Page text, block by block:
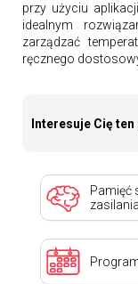
przy użyciu
idealnym
zarządzać
ręcznego
Interesuje Cię
Pamięć
zasilania